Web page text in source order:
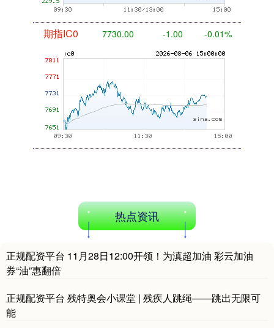
7730.00
热点资讯
正规配资平台 11月28日12:00开领！为滇超加油 彩云加油
券“油”惠翻倍
正规配资平台 残特奥会小课堂 | 残疾人跳绳——跳出无限可
能